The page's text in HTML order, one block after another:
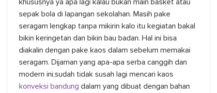
khususnya ya apa lagi kalau bukan main basket atau
sepak bola di lapangan sekolahan. Masih pake
seragam lengkap tanpa mikirin kalo itu kegiatan bakal
bikin keringetan dan bikin bau badan. Hal ini bisa
diakalin dengan pake kaos dalam sebelum memakai
seragam. Dijaman yang apa-apa serba canggih dan
modern ini,sudah tidak susah lagi mencari kaos
konveksi bandung dalam yang dibuat dengan bahan